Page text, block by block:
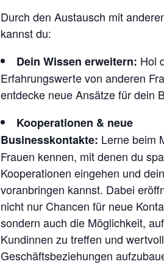
N
S
B
R
U
C
K
Durch den Austausch mit
kannst du:
Dein Wissen erweitern: Hol
Erfahrungswerte von anderen
entdecke neue Ansätze für dein
Kooperationen & neue
Businesskontakte: Lerne beim
Frauen kennen, mit denen du
Kooperationen eingehen und
voranbringen kannst. Dabei
nicht nur Chancen für neue
sondern auch die Möglichkeit,
Kundinnen zu treffen und
Geschäftsbeziehungen